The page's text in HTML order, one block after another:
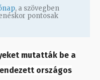
, a szövegben
pontosak
mutatták be a
országos